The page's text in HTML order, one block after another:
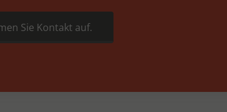
Sie Kontakt auf.